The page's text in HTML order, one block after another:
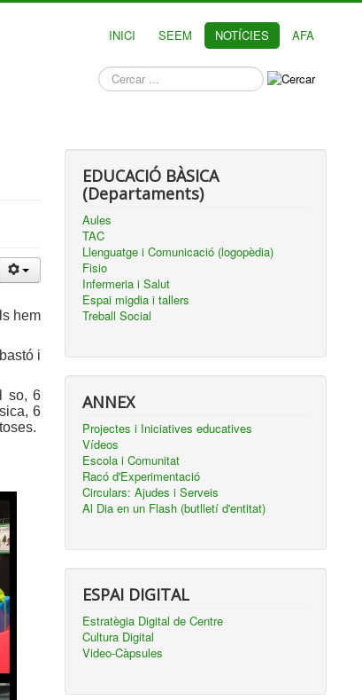
INICI SEEM NOTÍCIES AFA
què
busques?
hem
i
so, 6
6
EDUCACIÓ BÀSICA
(Departaments)
Aules
TAC
Llenguatge i Comunicació (logopèdia)
Fisio
Infermeria i Salut
Espai migdia i tallers
Treball Social
ANNEX
Projectes i Iniciatives educatives
Vídeos
Escola i Comunitat
Racó d'Experimentació
Circulars: Ajudes i Serveis
Al Dia en un Flash (butlletí d'entitat)
ESPAI DIGITAL
Estratègia Digital de Centre
Cultura Digital
Video-Càpsules